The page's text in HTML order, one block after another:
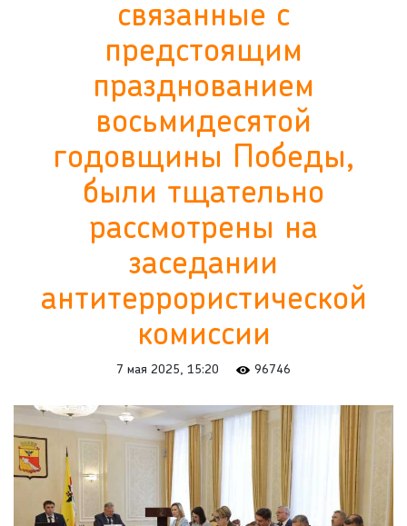
связанные с
предстоящим
празднованием
восьмидесятой
годовщины Победы,
были тщательно
рассмотрены на
заседании
антитеррористической
комиссии
7 мая 2025, 15:20 96746